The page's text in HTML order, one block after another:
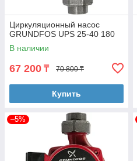
Циркуляционный насос
GRUNDFOS UPS 25-40 180
В наличии
67 200 ₸ 70 800 ₸
Купить
–5%